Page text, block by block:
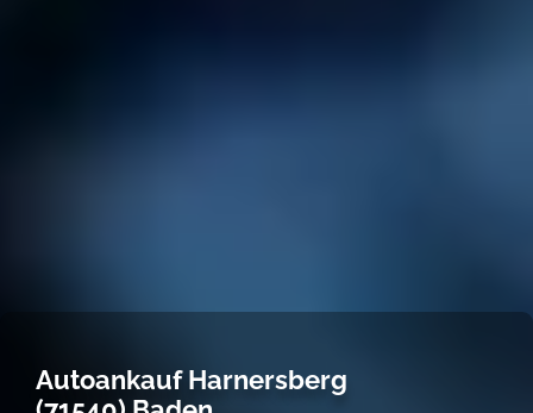
Autoankauf Harnersberg